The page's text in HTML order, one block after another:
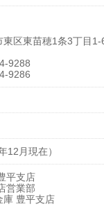
東区東苗穂1条3丁目1-
9288
9286
12月現在）
平支店
営業部
庫 豊平支店